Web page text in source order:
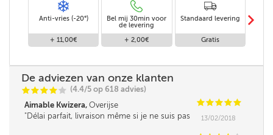
Anti-vries (-20°)
+ 11,00€
Bel mij 30min voor
de levering
+ 2,00€
Standaard levering
Gratis
m
De adviezen van onze klanten
CCCC C (4.4/5 op 618 advies)
Aimable Kwizera, Overijse CCCCC
Délai parfait, livraison même si je ne suis pas
13/02/2018